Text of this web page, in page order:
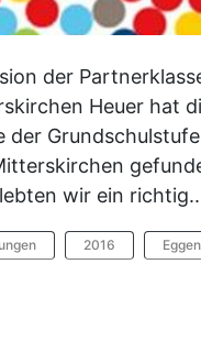
der
Heuer hat
der
wir ein
2016